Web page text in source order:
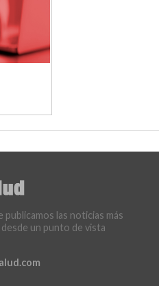
las noticias más
un punto de vista